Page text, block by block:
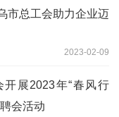
市总工会助力企业迈
2023-02-09
展2023年“春风行
会活动